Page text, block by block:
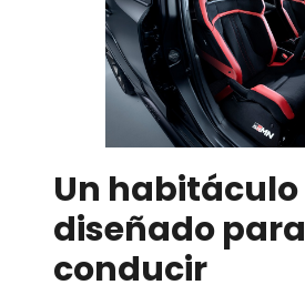
Un habitáculo
diseñado para
conducir